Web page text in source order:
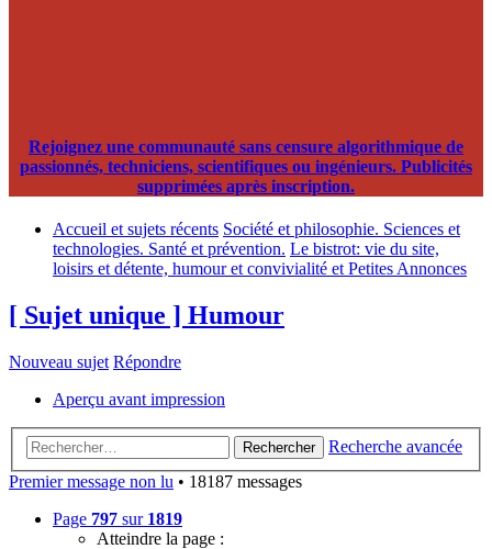
Rejoignez une communauté sans censure algorithmique de
passionnés, techniciens, scientifiques ou ingénieurs. Publicités
supprimées après inscription.
Accueil et sujets récents Société et philosophie. Sciences et
technologies. Santé et prévention. Le bistrot: vie du site,
loisirs et détente, humour et convivialité et Petites Annonces
[ Sujet unique ] Humour
Nouveau sujet Répondre
Aperçu avant impression
Rechercher
Recherche avancée
Premier message non lu • 18187 messages
Page 797 sur 1819
Atteindre la page :